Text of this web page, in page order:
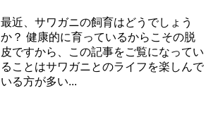
最近、サワガニの飼育はどうでしょう
か？ 健康的に育っているからこその脱
皮ですから、この記事をご覧になってい
ることはサワガニとのライフを楽しんで
いる方が多い...